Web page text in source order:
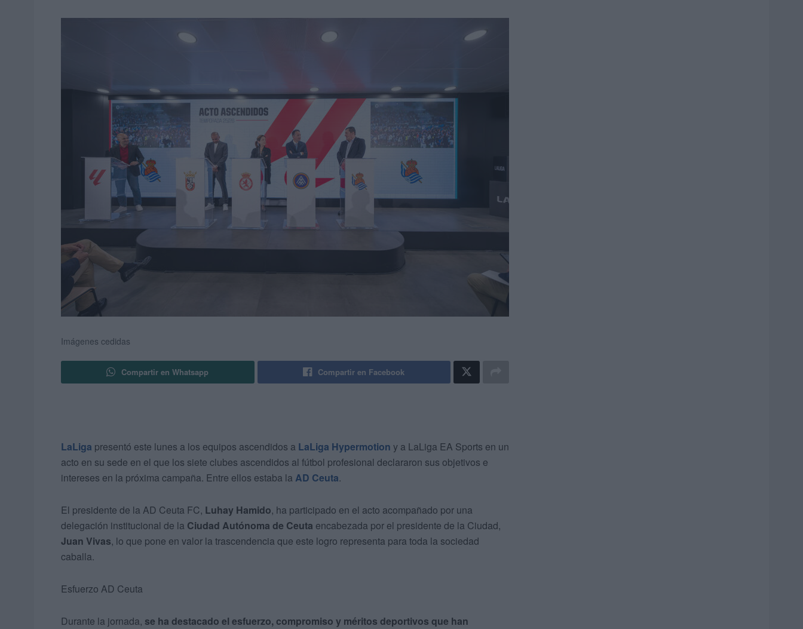
Imágenes cedidas
Compartir en Whatsapp Compartir en Facebook
LaLiga presentó este lunes a los equipos ascendidos a LaLiga Hypermotion y a LaLiga EA Sports en un
acto en su sede en el que los siete clubes ascendidos al fútbol profesional declararon sus objetivos e
intereses en la próxima campaña. Entre ellos estaba la AD Ceuta.
El presidente de la AD Ceuta FC, Luhay Hamido, ha participado en el acto acompañado por una
delegación institucional de la Ciudad Autónoma de Ceuta encabezada por el presidente de la Ciudad,
Juan Vivas, lo que pone en valor la trascendencia que este logro representa para toda la sociedad
caballa.
Esfuerzo AD Ceuta
Durante la jornada, se ha destacado el esfuerzo, compromiso y méritos deportivos que han